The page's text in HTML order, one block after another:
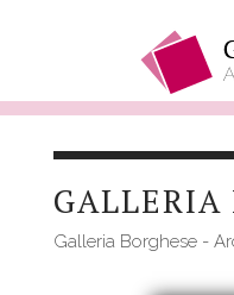
contenutoGALLERIA
Galleria Borghese -